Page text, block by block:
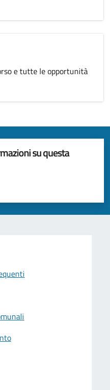
e tutte le opportunità
su questa
5